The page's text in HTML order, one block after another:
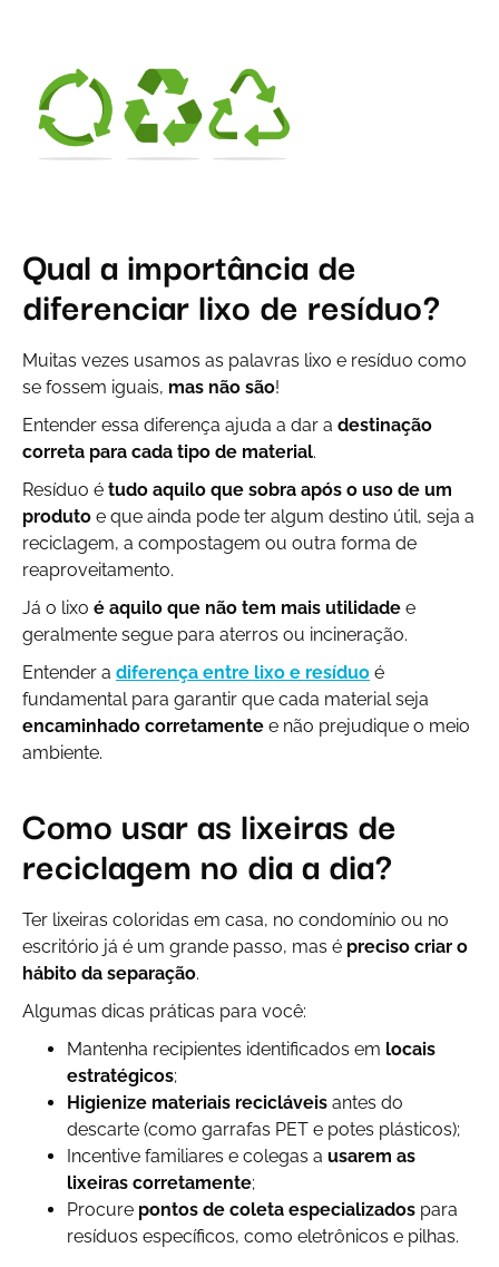
Qual a importância de
diferenciar lixo de resíduo?
Muitas vezes usamos as palavras lixo e resíduo como
se fossem iguais, mas não são!
Entender essa diferença ajuda a dar a destinação
correta para cada tipo de material.
Resíduo é tudo aquilo que sobra após o uso de um
produto e que ainda pode ter algum destino útil, seja a
reciclagem, a compostagem ou outra forma de
reaproveitamento.
Já o lixo é aquilo que não tem mais utilidade e
geralmente segue para aterros ou incineração.
Entender a diferença entre lixo e resíduo é
fundamental para garantir que cada material seja
encaminhado corretamente e não prejudique o meio
ambiente.
Como usar as lixeiras de
reciclagem no dia a dia?
Ter lixeiras coloridas em casa, no condomínio ou no
escritório já é um grande passo, mas é preciso criar o
hábito da separação.
Algumas dicas práticas para você:
Mantenha recipientes identificados em locais
estratégicos;
Higienize materiais recicláveis antes do
descarte (como garrafas PET e potes plásticos);
Incentive familiares e colegas a usarem as
lixeiras corretamente;
Procure pontos de coleta especializados para
resíduos específicos, como eletrônicos e pilhas.